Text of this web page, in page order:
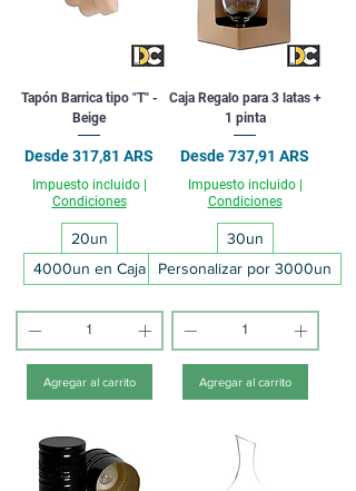
Tapón Barrica tipo "T" -
Beige
Desde317,81 ARS
Precio de oferta
Impuesto incluido|
Condiciones
20un
4000un en Caja
Agregar al carrito
Caja Regalo para 3 latas +
1 pinta
Desde737,91 ARS
Precio de oferta
Impuesto incluido|
Condiciones
30un
Personalizar por 3000un
Agregar al carrito